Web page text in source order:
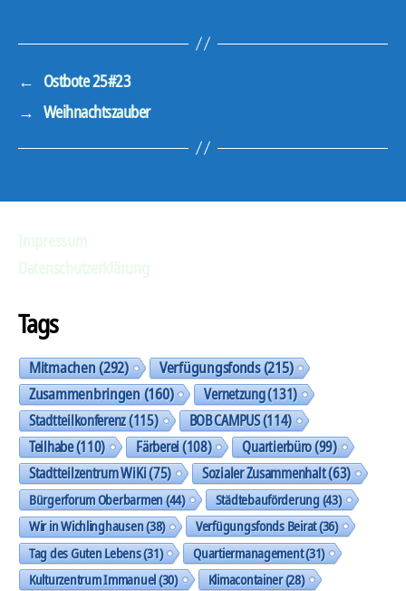
← Ostbote 25#23
→ Weihnachtszauber
Tags
Mitmachen(292) Verfügungsfonds(215)
Zusammenbringen(160) Vernetzung(131)
Stadtteilkonferenz(115) BOB CAMPUS(114)
Teilhabe(110) Färberei(108) Quartierbüro(99)
Stadtteilzentrum WiKi(75) Sozialer Zusammenhalt(63)
Bürgerforum Oberbarmen(44) Städtebauförderung(43)
Wir in Wichlinghausen(38) Verfügungsfonds Beirat(36)
Tag des Guten Lebens(31) Quartiermanagement(31)
Kulturzentrum Immanuel(30) Klimacontainer(28)